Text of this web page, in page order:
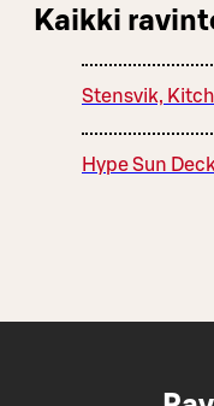
Kaikki
Stensvik,
Hype Sun Deck